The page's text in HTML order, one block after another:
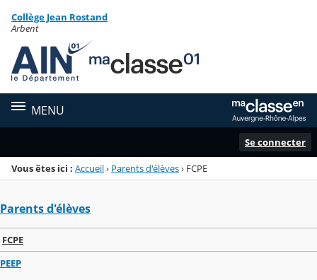
Menu de la rubrique
Contenu
Collège Jean Rostand
Arbent
MENU
Se connecter
Vous êtes ici : Accueil› Parents d'élèves› FCPE
Parents d'élèves
FCPE
PEEP